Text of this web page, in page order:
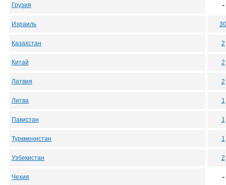
Грузия -
Израиль 30
Казахстан 2
Китай 2
Латвия 2
Литва 1
Пакистан 1
Туркменистан 1
Узбекистан 2
Чехия -